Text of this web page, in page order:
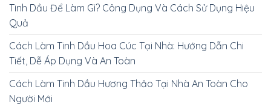
Tinh Dầu Để Làm Gì? Công Dụng Và Cách Sử Dụng Hiệu
Quả
Cách Làm Tinh Dầu Hoa Cúc Tại Nhà: Hướng Dẫn Chi
Tiết, Dễ Áp Dụng Và An Toàn
Cách Làm Tinh Dầu Hương Thảo Tại Nhà An Toàn Cho
Người Mới